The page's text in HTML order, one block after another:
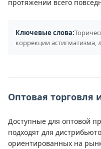
протяжении всего
Ключевые слова:
коррекции астигматизма,
Оптовая торговля
Доступные для оптовой
подходят для
ориентированных на